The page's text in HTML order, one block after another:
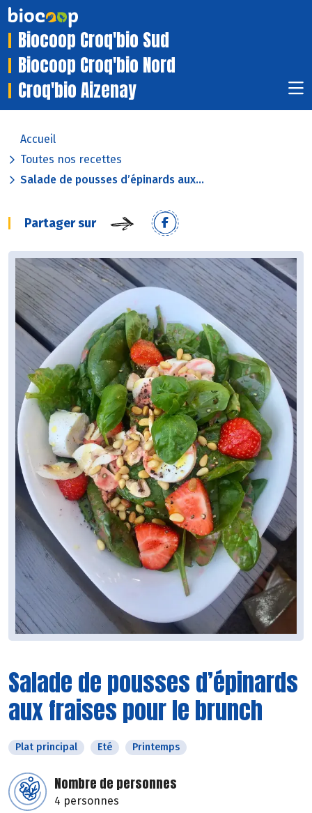
Biocoop Croq'bio Sud
Biocoop Croq'bio Nord
Croq'bio Aizenay
Accueil
Toutes nos recettes
Salade de pousses d’épinards aux...
Partager sur
Salade de pousses d’épinards
aux fraises pour le brunch
Plat principal Eté Printemps
Nombre de personnes
4 personnes